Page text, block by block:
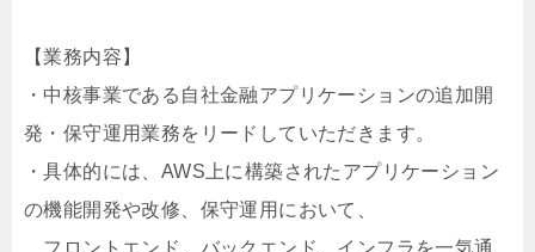
【業務内容】
・中核事業である自社金融アプリケーションの追加開
発・保守運用業務をリードしていただきます。
・具体的には、AWS上に構築されたアプリケーション
の機能開発や改修、保守運用において、
フロントエンド、バックエンド、インフラを一気通